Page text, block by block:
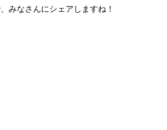
みなさんにシェアしますね！